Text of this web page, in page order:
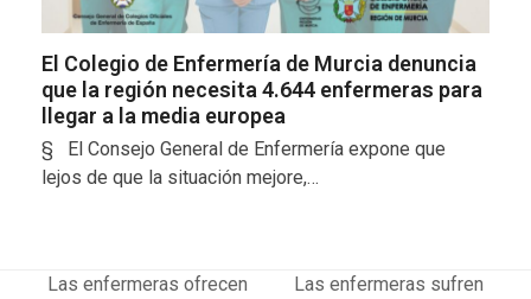
El Colegio de Enfermería de Murcia denuncia
que la región necesita 4.644 enfermeras para
llegar a la media europea
§ El Consejo General de Enfermería expone que
lejos de que la situación mejore,…
Las enfermeras ofrecen
Las enfermeras sufren